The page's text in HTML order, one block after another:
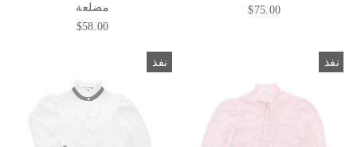
مضلعة
$58.00
$75.00
نفذ نفذ